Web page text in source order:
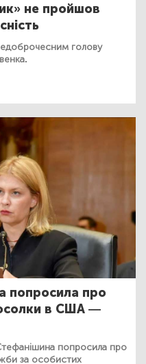
не пройшов
голову
попросила про
в США —
попросила про
за особистих